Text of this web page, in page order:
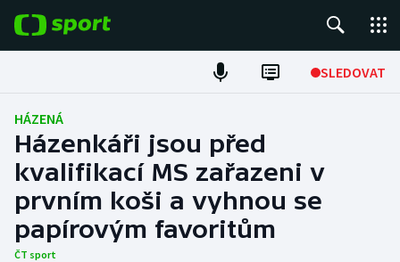
SLEDOVAT
Fotbal
Hokej
Tenis
Atletika
HÁZENÁ
Házenkáři jsou před
kvalifikací MS zařazeni v
prvním koši a vyhnou se
papírovým favoritům
ČT sport